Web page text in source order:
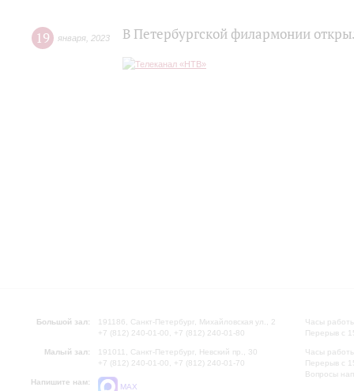
19 января 2023 В Петербургской филармонии
Большой зал:
191186, Санкт-Петербург, Михайловская ул., 2
+7 (812) 240-01-00, +7 (812) 240-01-80
Малый зал:
191011, Санкт-Петербург, Невский пр., 30
+7 (812) 240-01-00, +7 (812) 240-01-70
Напишите нам:
MAX
Часы
Перерыв с
Часы
Перерыв с
Вопросы